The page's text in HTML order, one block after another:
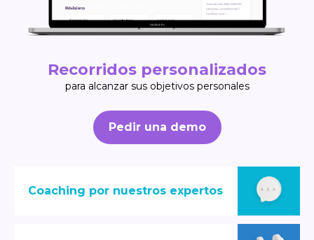
Recorridos personalizados
para alcanzar sus objetivos personales
Pedir una demo
Coaching por nuestros expertos